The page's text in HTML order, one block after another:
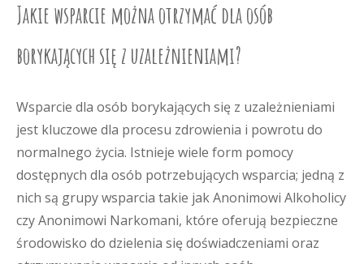
Jakie wsparcie można otrzymać dla osób
borykających się z uzależnieniami?
Wsparcie dla osób borykających się z uzależnieniami
jest kluczowe dla procesu zdrowienia i powrotu do
normalnego życia. Istnieje wiele form pomocy
dostępnych dla osób potrzebujących wsparcia; jedną z
nich są grupy wsparcia takie jak Anonimowi Alkoholicy
czy Anonimowi Narkomani, które oferują bezpieczne
środowisko do dzielenia się doświadczeniami oraz